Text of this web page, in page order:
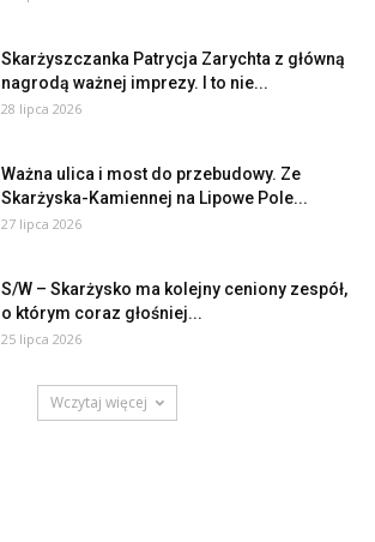
Skarżyszczanka Patrycja Zarychta z główną
nagrodą ważnej imprezy. I to nie...
28 lipca 2026
Ważna ulica i most do przebudowy. Ze
Skarżyska-Kamiennej na Lipowe Pole...
27 lipca 2026
S/W – Skarżysko ma kolejny ceniony zespół,
o którym coraz głośniej...
25 lipca 2026
Wczytaj więcej